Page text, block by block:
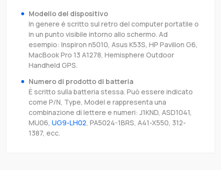
Modello del dispositivo
In genere è scritto sul retro del computer portatile o
in un punto visibile intorno allo schermo. Ad
esempio: Inspiron n5010, Asus K53S, HP Pavilion G6,
MacBook Pro 13 A1278, Hemisphere Outdoor
Handheld GPS.
Numero di prodotto di batteria
È scritto sulla batteria stessa. Può essere indicato
come P/N, Type, Model e rappresenta una
combinazione di lettere e numeri: J1KND, ASD1041,
MU06, UG9-LH02, PA5024-1BRS, A41-X550, 312-
1387, ecc.